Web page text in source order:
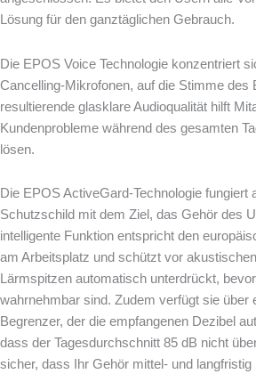
Lösung für den ganztäglichen Gebrauch.
Die EPOS Voice Technologie konzentriert
Cancelling-Mikrofonen, auf die Stimme des
resultierende glasklare Audioqualität hilft
Kundenprobleme während des gesamten
lösen.
Die EPOS ActiveGard-Technologie fungiert
Schutzschild mit dem Ziel, das Gehör des
intelligente Funktion entspricht den
am Arbeitsplatz und schützt vor
Lärmspitzen automatisch unterdrückt,
wahrnehmbar sind. Zudem verfügt sie über
Begrenzer, der die empfangenen Dezibel
dass der Tagesdurchschnitt 85 dB nicht
sicher, dass Ihr Gehör mittel- und